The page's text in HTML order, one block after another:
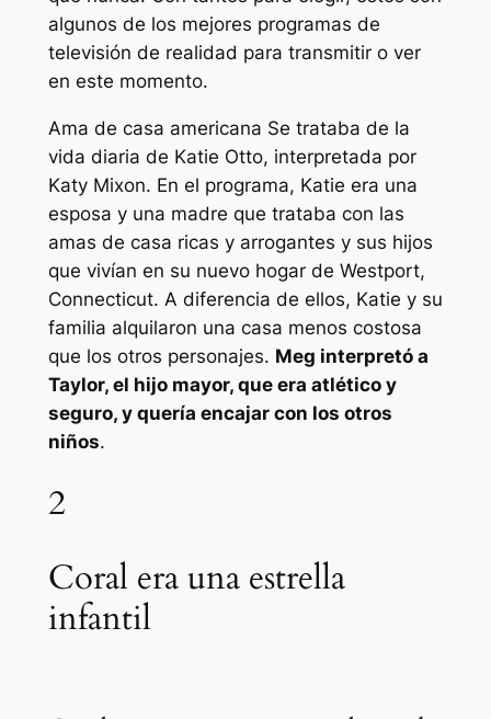
algunos de los mejores programas de
televisión de realidad para transmitir o ver
en este momento.
Ama de casa americana Se trataba de la
vida diaria de Katie Otto, interpretada por
Katy Mixon. En el programa, Katie era una
esposa y una madre que trataba con las
amas de casa ricas y arrogantes y sus hijos
que vivían en su nuevo hogar de Westport,
Connecticut. A diferencia de ellos, Katie y su
familia alquilaron una casa menos costosa
que los otros personajes. Meg interpretó a
Taylor, el hijo mayor, que era atlético y
seguro, y quería encajar con los otros
niños.
2
Coral era una estrella
infantil